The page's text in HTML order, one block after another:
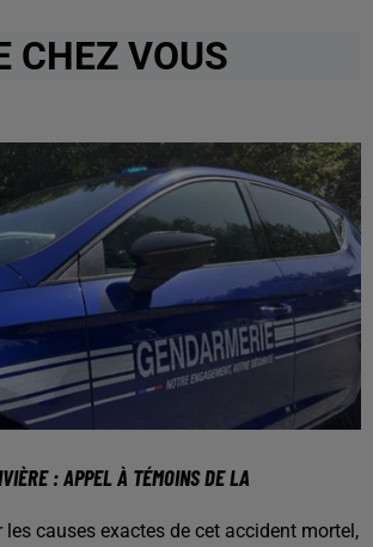
CHEZ VOUS
: APPEL À TÉMOINS DE LA
les causes exactes de cet accident mortel,